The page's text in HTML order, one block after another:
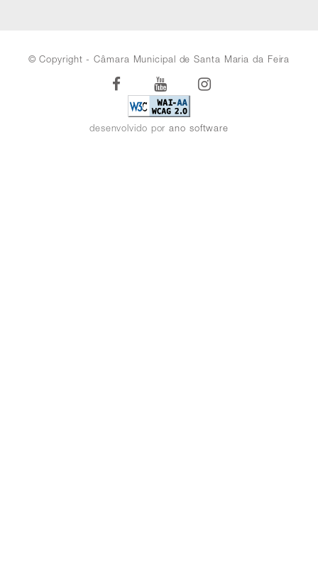
© Copyright - Câmara Municipal de Santa Maria da Feira
FacebookYoutube
desenvolvido porano software